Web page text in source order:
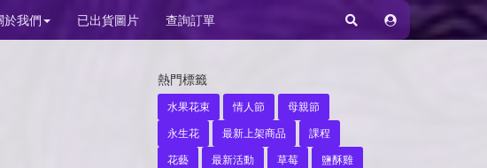
於我們 已出貨圖片 查詢訂單
熱門標籤
水果花束 情人節
母親節
永生花
最新上架商品
課程
花藝
最新活動 草莓
鹽酥雞